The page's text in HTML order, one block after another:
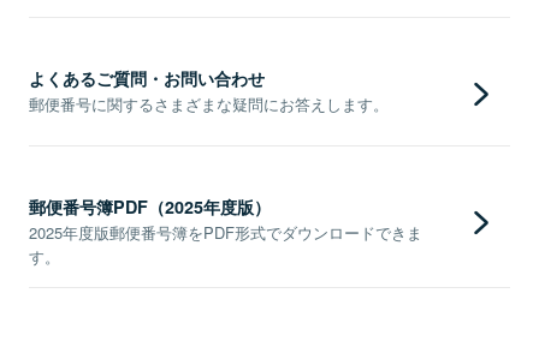
よくあるご質問・お問い合わせ
郵便番号に関するさまざまな疑問にお答えします。
郵便番号簿PDF（2025年度版）
2025年度版郵便番号簿をPDF形式でダウンロードできま
す。